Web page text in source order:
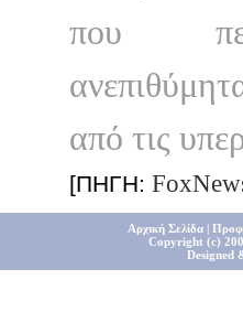
που
από τις
[ΠΗΓΗ:
Αρχική Σελίδα|
Copyright (c)
Designed